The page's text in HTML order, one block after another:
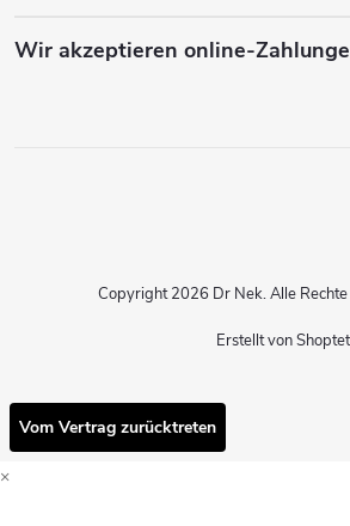
Wir akzeptieren online-
Erstellt von Shoptet
Copyright 2026 Dr Nek. Alle
Vom Vertrag zurücktreten
×